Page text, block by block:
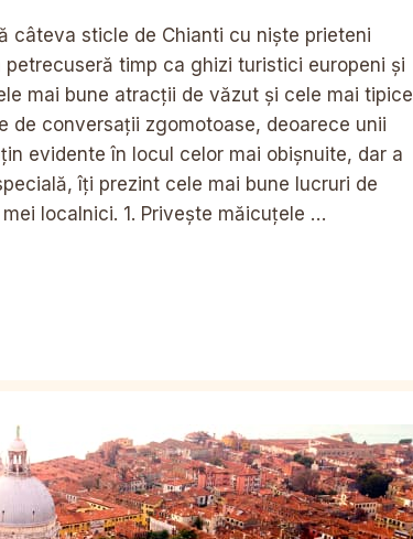
câteva sticle de Chianti cu niște prieteni
timp ca ghizi turistici europeni și
mai bune atracții de văzut și cele mai tipice
de conversații zgomotoase, deoarece unii
evidente în locul celor mai obișnuite, dar a
îți prezint cele mai bune lucruri de
localnici. 1. Privește măicuțele …